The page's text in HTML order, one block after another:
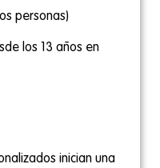
personas)
los 13 años en
inician una